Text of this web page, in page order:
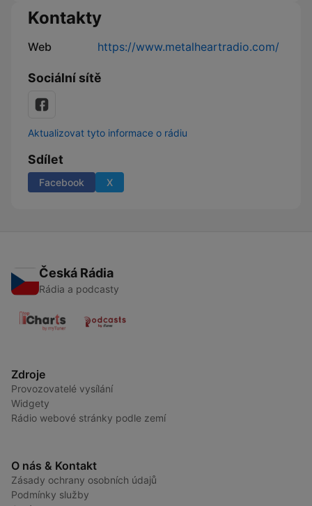
Kontakty
Web https://www.metalheartradio.com/
Sociální sítě
Aktualizovat tyto informace o rádiu
Sdílet
Facebook X
Česká Rádia
Rádia a podcasty
Zdroje
Provozovatelé vysílání
Widgety
Rádio webové stránky podle zemí
O nás & Kontakt
Zásady ochrany osobních údajů
Podmínky služby